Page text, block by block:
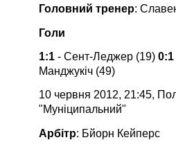
Головний тренер:
Голи
1:1 - Сент-Леджер (19) 0:1
Манджукіч (49)
10 червня 2012, 21:45,
"Муніципальний"
Арбітр: Бйорн Кейперс